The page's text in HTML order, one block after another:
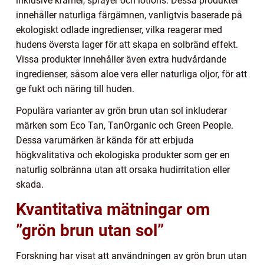
innehåller naturliga färgämnen, vanligtvis baserade på
ekologiskt odlade ingredienser, vilka reagerar med
hudens översta lager för att skapa en solbränd effekt.
Vissa produkter innehåller även extra hudvårdande
ingredienser, såsom aloe vera eller naturliga oljor, för att
ge fukt och näring till huden.
Populära varianter av grön brun utan sol inkluderar
märken som Eco Tan, TanOrganic och Green People.
Dessa varumärken är kända för att erbjuda
högkvalitativa och ekologiska produkter som ger en
naturlig solbränna utan att orsaka hudirritation eller
skada.
Kvantitativa mätningar om
”grön brun utan sol”
Forskning har visat att användningen av grön brun utan